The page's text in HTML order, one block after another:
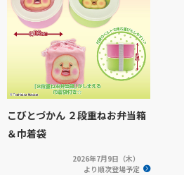
こびとづかん ２段重ねお弁当箱
＆巾着袋
2026年7月9日（木）
より順次登場予定